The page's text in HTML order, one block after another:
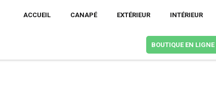
ACCUEIL CANAPÉ EXTÉRIEUR INTÉRIEUR
BOUTIQUE EN LIGNE